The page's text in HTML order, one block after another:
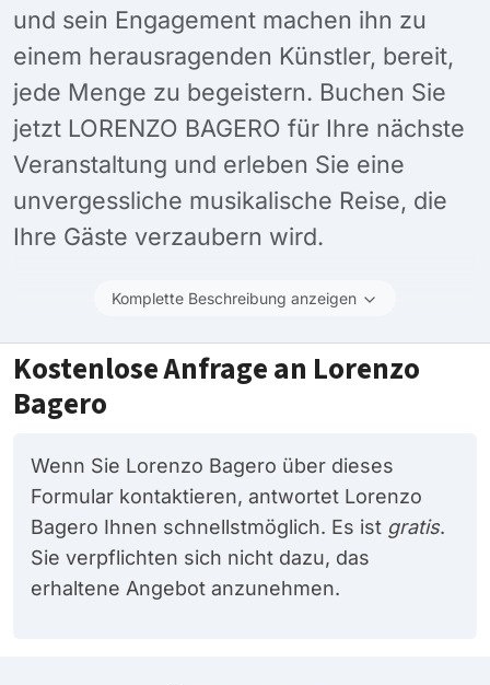
und sein Engagement machen ihn zu
einem herausragenden Künstler, bereit,
jede Menge zu begeistern. Buchen Sie
jetzt LORENZO BAGERO für Ihre nächste
Veranstaltung und erleben Sie eine
unvergessliche musikalische Reise, die
Ihre Gäste verzaubern wird.
Komplette Beschreibung anzeigen
Kostenlose Anfrage an Lorenzo
Bagero
Wenn Sie Lorenzo Bagero über dieses
Formular kontaktieren, antwortet Lorenzo
Bagero Ihnen schnellstmöglich. Es ist gratis.
Sie verpflichten sich nicht dazu, das
erhaltene Angebot anzunehmen.